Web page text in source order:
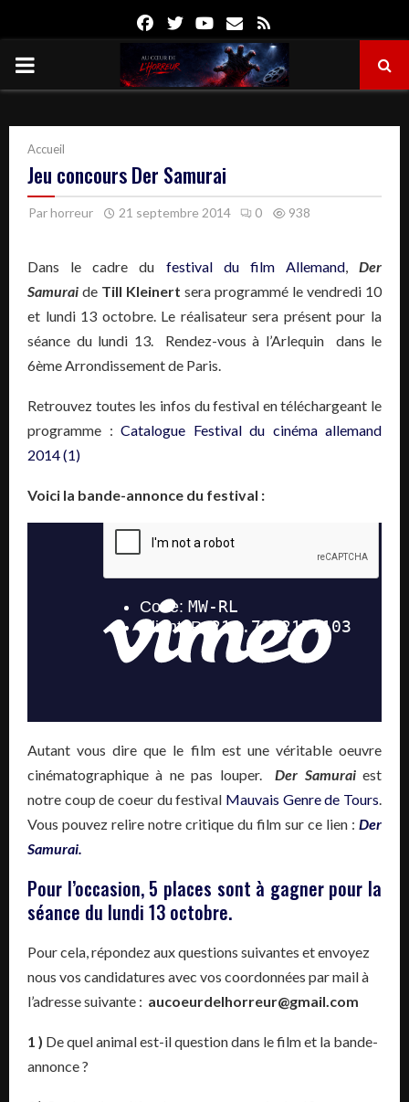
FacebookTwitterYoutube
Email
PRIMARY
Accueil
Jeu concours Der Samurai
Parhorreur 21 septembre 2014 0 938
Dans le cadre du festival du film Allemand, Der
Samurai de Till Kleinert sera programmé le vendredi 10
et lundi 13 octobre. Le réalisateur sera présent pour la
séance du lundi 13. Rendez-vous à l’Arlequin dans le
6ème Arrondissement de Paris.
Retrouvez toutes les infos du festival en téléchargeant le
programme : Catalogue Festival du cinéma allemand
2014 (1)
Voici la bande-annonce du festival :
Autant vous dire que le film est une véritable oeuvre
cinématographique à ne pas louper.Der Samurai est
notre coup de coeur du festival Mauvais Genre de Tours.
Vous pouvez relire notre critique du film sur ce lien : Der
Samurai.
Pour l’occasion, 5 places sont à gagner pour la
séance du lundi 13 octobre.
Pour cela, répondez aux questions suivantes et envoyez
nous vos candidatures avec vos coordonnées par mail à
l’adresse suivante : aucoeurdelhorreur@gmail.com
1 ) De quel animal est-il question dans le film et la bande-
annonce ?